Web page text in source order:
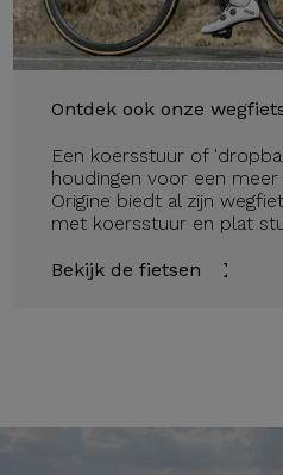
Ontdek ook onze
Een koersstuur of
houdingen voor een
Origine biedt al zijn
met koersstuur en plat
Bekijk de fietsen